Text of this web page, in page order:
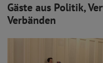
Gäste aus Politik,
Verbänden